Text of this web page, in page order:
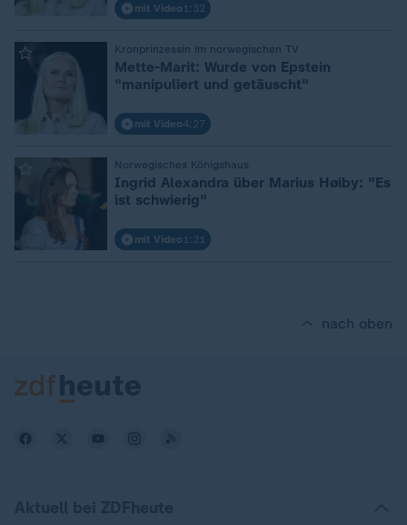
mit Video 1:32
Kronprinzessin im norwegischen TV
Mette-Marit: Wurde von Epstein
"manipuliert und getäuscht"
mit Video4:27
Norwegisches Königshaus
Ingrid Alexandra über Marius Høiby: "Es
ist schwierig"
mit Video 1:21
nach oben